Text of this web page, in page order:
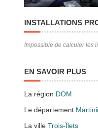
INSTALLATIONS
Impossible de calculer les
EN SAVOIR PLUS
La région DOM
Le département
La villeTrois-Îlets